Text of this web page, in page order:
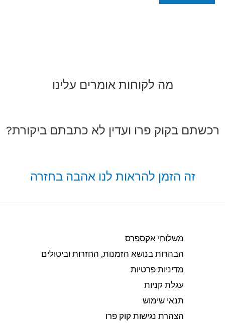
מה לקוחות אומרים עלינו
רכשתם בקוק פרו ועדין לא כתבתם ביקורת?
זה הזמן להראות לנו אהבה בחזרה
משלוחי אקספרס
הבהרות בנושא הזמנות, החזרות וביטולים​
מדיניות פרטיות
עגלת קניות
תנאי שימוש
הצהרת נגישות קוק פרו